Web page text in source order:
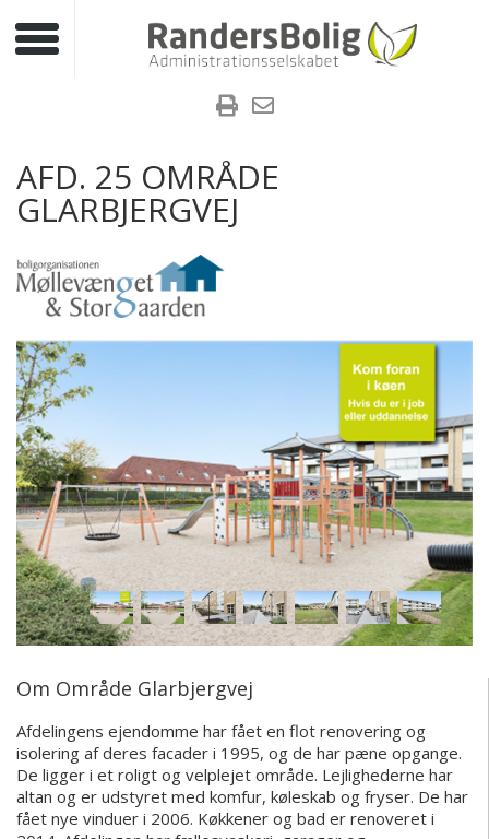
Toggle navigation
AFD. 25 OMRÅDE
GLARBJERGVEJ
Om Område Glarbjergvej
Afdelingens ejendomme har fået en flot renovering og
isolering af deres facader i 1995, og de har pæne opgange.
De ligger i et roligt og velplejet område. Lejlighederne har
altan og er udstyret med komfur, køleskab og fryser. De har
fået nye vinduer i 2006. Køkkener og bad er renoveret i